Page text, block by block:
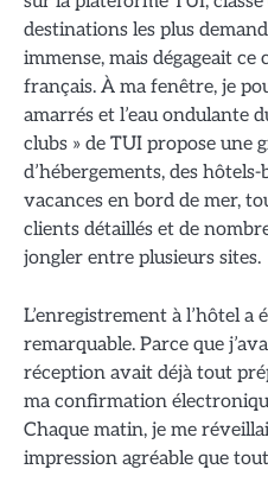
destinations les plus
immense, mais dégageait
français. À ma fenêtre, je
amarrés et l’eau ondulante
clubs » de TUI propose une
d’hébergements, des
vacances en bord de mer,
clients détaillés et de
jongler entre plusieurs sites.
L’enregistrement à l’hôtel a
remarquable. Parce que
réception avait déjà tout
ma confirmation
Chaque matin, je me
impression agréable que